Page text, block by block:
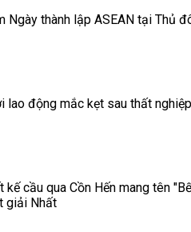
Ngày thành lập ASEAN tại Thủ
lao động mắc kẹt sau thất nghiệp
kế cầu qua Cồn Hến mang tên
giải Nhất